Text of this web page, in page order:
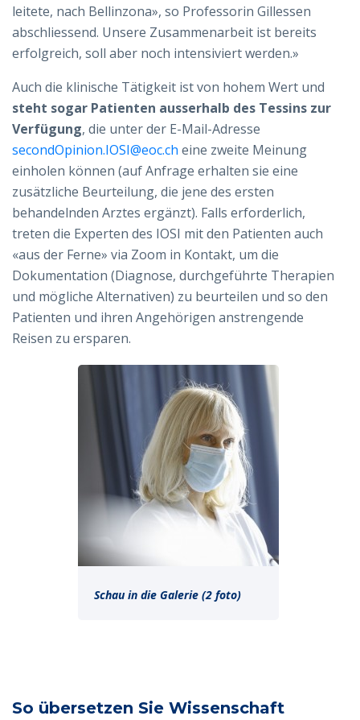
leitete, nach Bellinzona», so Professorin Gillessen
abschliessend. Unsere Zusammenarbeit ist bereits
erfolgreich, soll aber noch intensiviert werden.»
Auch die klinische Tätigkeit ist von hohem Wert und
steht sogar Patienten ausserhalb des Tessins zur
Verfügung, die unter der E-Mail-Adresse
secondOpinion.IOSI@eoc.ch eine zweite Meinung
einholen können (auf Anfrage erhalten sie eine
zusätzliche Beurteilung, die jene des ersten
behandelnden Arztes ergänzt). Falls erforderlich,
treten die Experten des IOSI mit den Patienten auch
«aus der Ferne» via Zoom in Kontakt, um die
Dokumentation (Diagnose, durchgeführte Therapien
und mögliche Alternativen) zu beurteilen und so den
Patienten und ihren Angehörigen anstrengende
Reisen zu ersparen.
Schau in die Galerie (2 foto)
So übersetzen Sie Wissenschaft